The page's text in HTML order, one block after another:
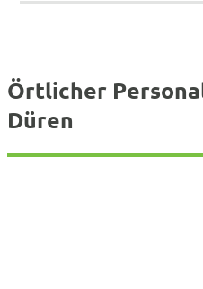
Örtlicher
Düren